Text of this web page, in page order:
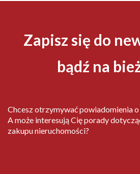
Zapisz się do
bądź na
Chcesz otrzymywać powiadomienia
A może interesują Cię porady
zakupu nieruchomości?